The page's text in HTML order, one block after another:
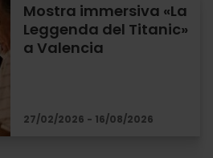
Mostra immersiva «La
Leggenda del Titanic»
a Valencia
27/02/2026 - 16/08/2026